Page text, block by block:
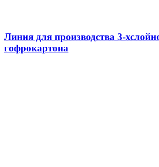
Линия для производства 3-
гофрокартона